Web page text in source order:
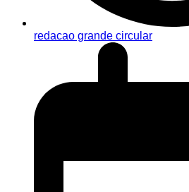
redacao grande circular